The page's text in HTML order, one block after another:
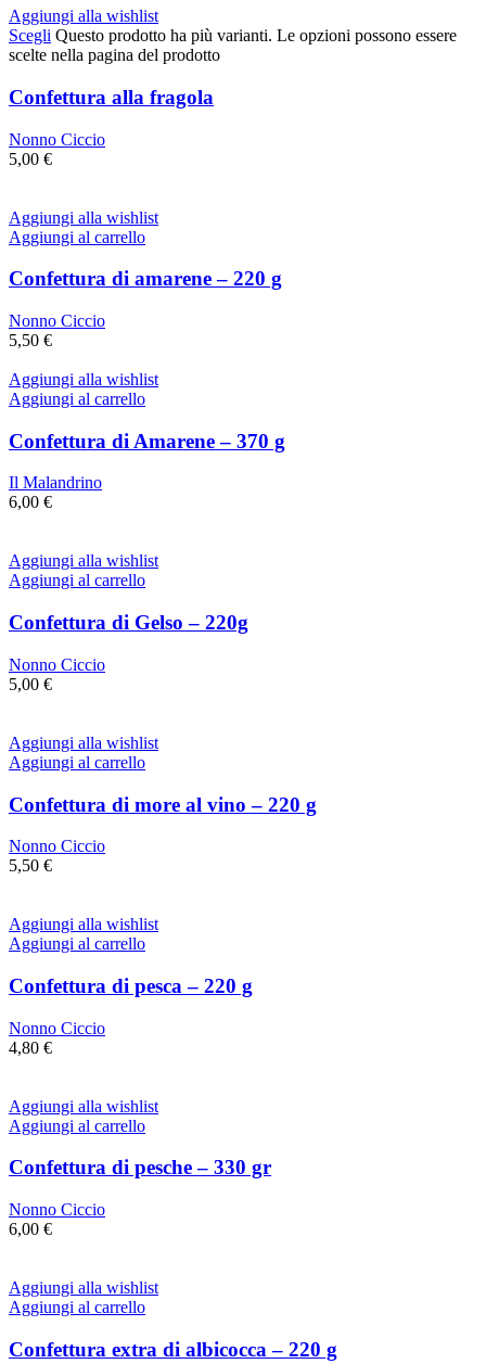
Aggiungi alla wishlist
Scegli Questo prodotto ha più varianti. Le opzioni possono essere
scelte nella pagina del prodotto
Confettura alla fragola
Nonno Ciccio
5,00 €
Aggiungi alla wishlist
Aggiungi al carrello
Confettura di amarene – 220 g
Nonno Ciccio
5,50 €
Aggiungi alla wishlist
Aggiungi al carrello
Confettura di Amarene – 370 g
Il Malandrino
6,00 €
Aggiungi alla wishlist
Aggiungi al carrello
Confettura di Gelso – 220g
Nonno Ciccio
5,00 €
Aggiungi alla wishlist
Aggiungi al carrello
Confettura di more al vino – 220 g
Nonno Ciccio
5,50 €
Aggiungi alla wishlist
Aggiungi al carrello
Confettura di pesca – 220 g
Nonno Ciccio
4,80 €
Aggiungi alla wishlist
Aggiungi al carrello
Confettura di pesche – 330 gr
Nonno Ciccio
6,00 €
Aggiungi alla wishlist
Aggiungi al carrello
Confettura extra di albicocca – 220 g